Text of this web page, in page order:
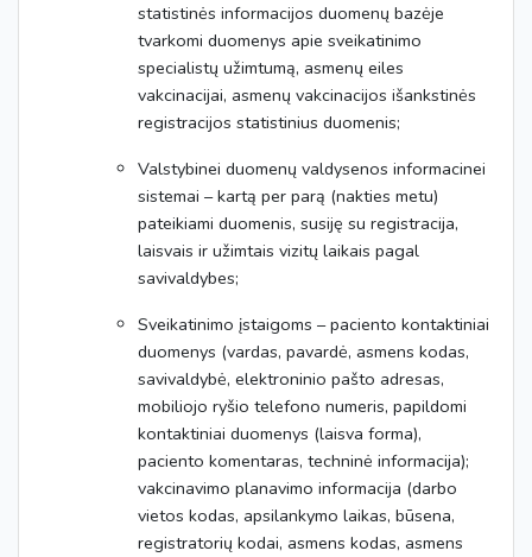
statistinės informacijos duomenų bazėje
tvarkomi duomenys apie sveikatinimo
specialistų užimtumą, asmenų eiles
vakcinacijai, asmenų vakcinacijos išankstinės
registracijos statistinius duomenis;
Valstybinei duomenų valdysenos informacinei
sistemai – kartą per parą (nakties metu)
pateikiami duomenis, susiję su registracija,
laisvais ir užimtais vizitų laikais pagal
savivaldybes;
Sveikatinimo įstaigoms – paciento kontaktiniai
duomenys (vardas, pavardė, asmens kodas,
savivaldybė, elektroninio pašto adresas,
mobiliojo ryšio telefono numeris, papildomi
kontaktiniai duomenys (laisva forma),
paciento komentaras, techninė informacija);
vakcinavimo planavimo informacija (darbo
vietos kodas, apsilankymo laikas, būsena,
registratorių kodai, asmens kodas, asmens